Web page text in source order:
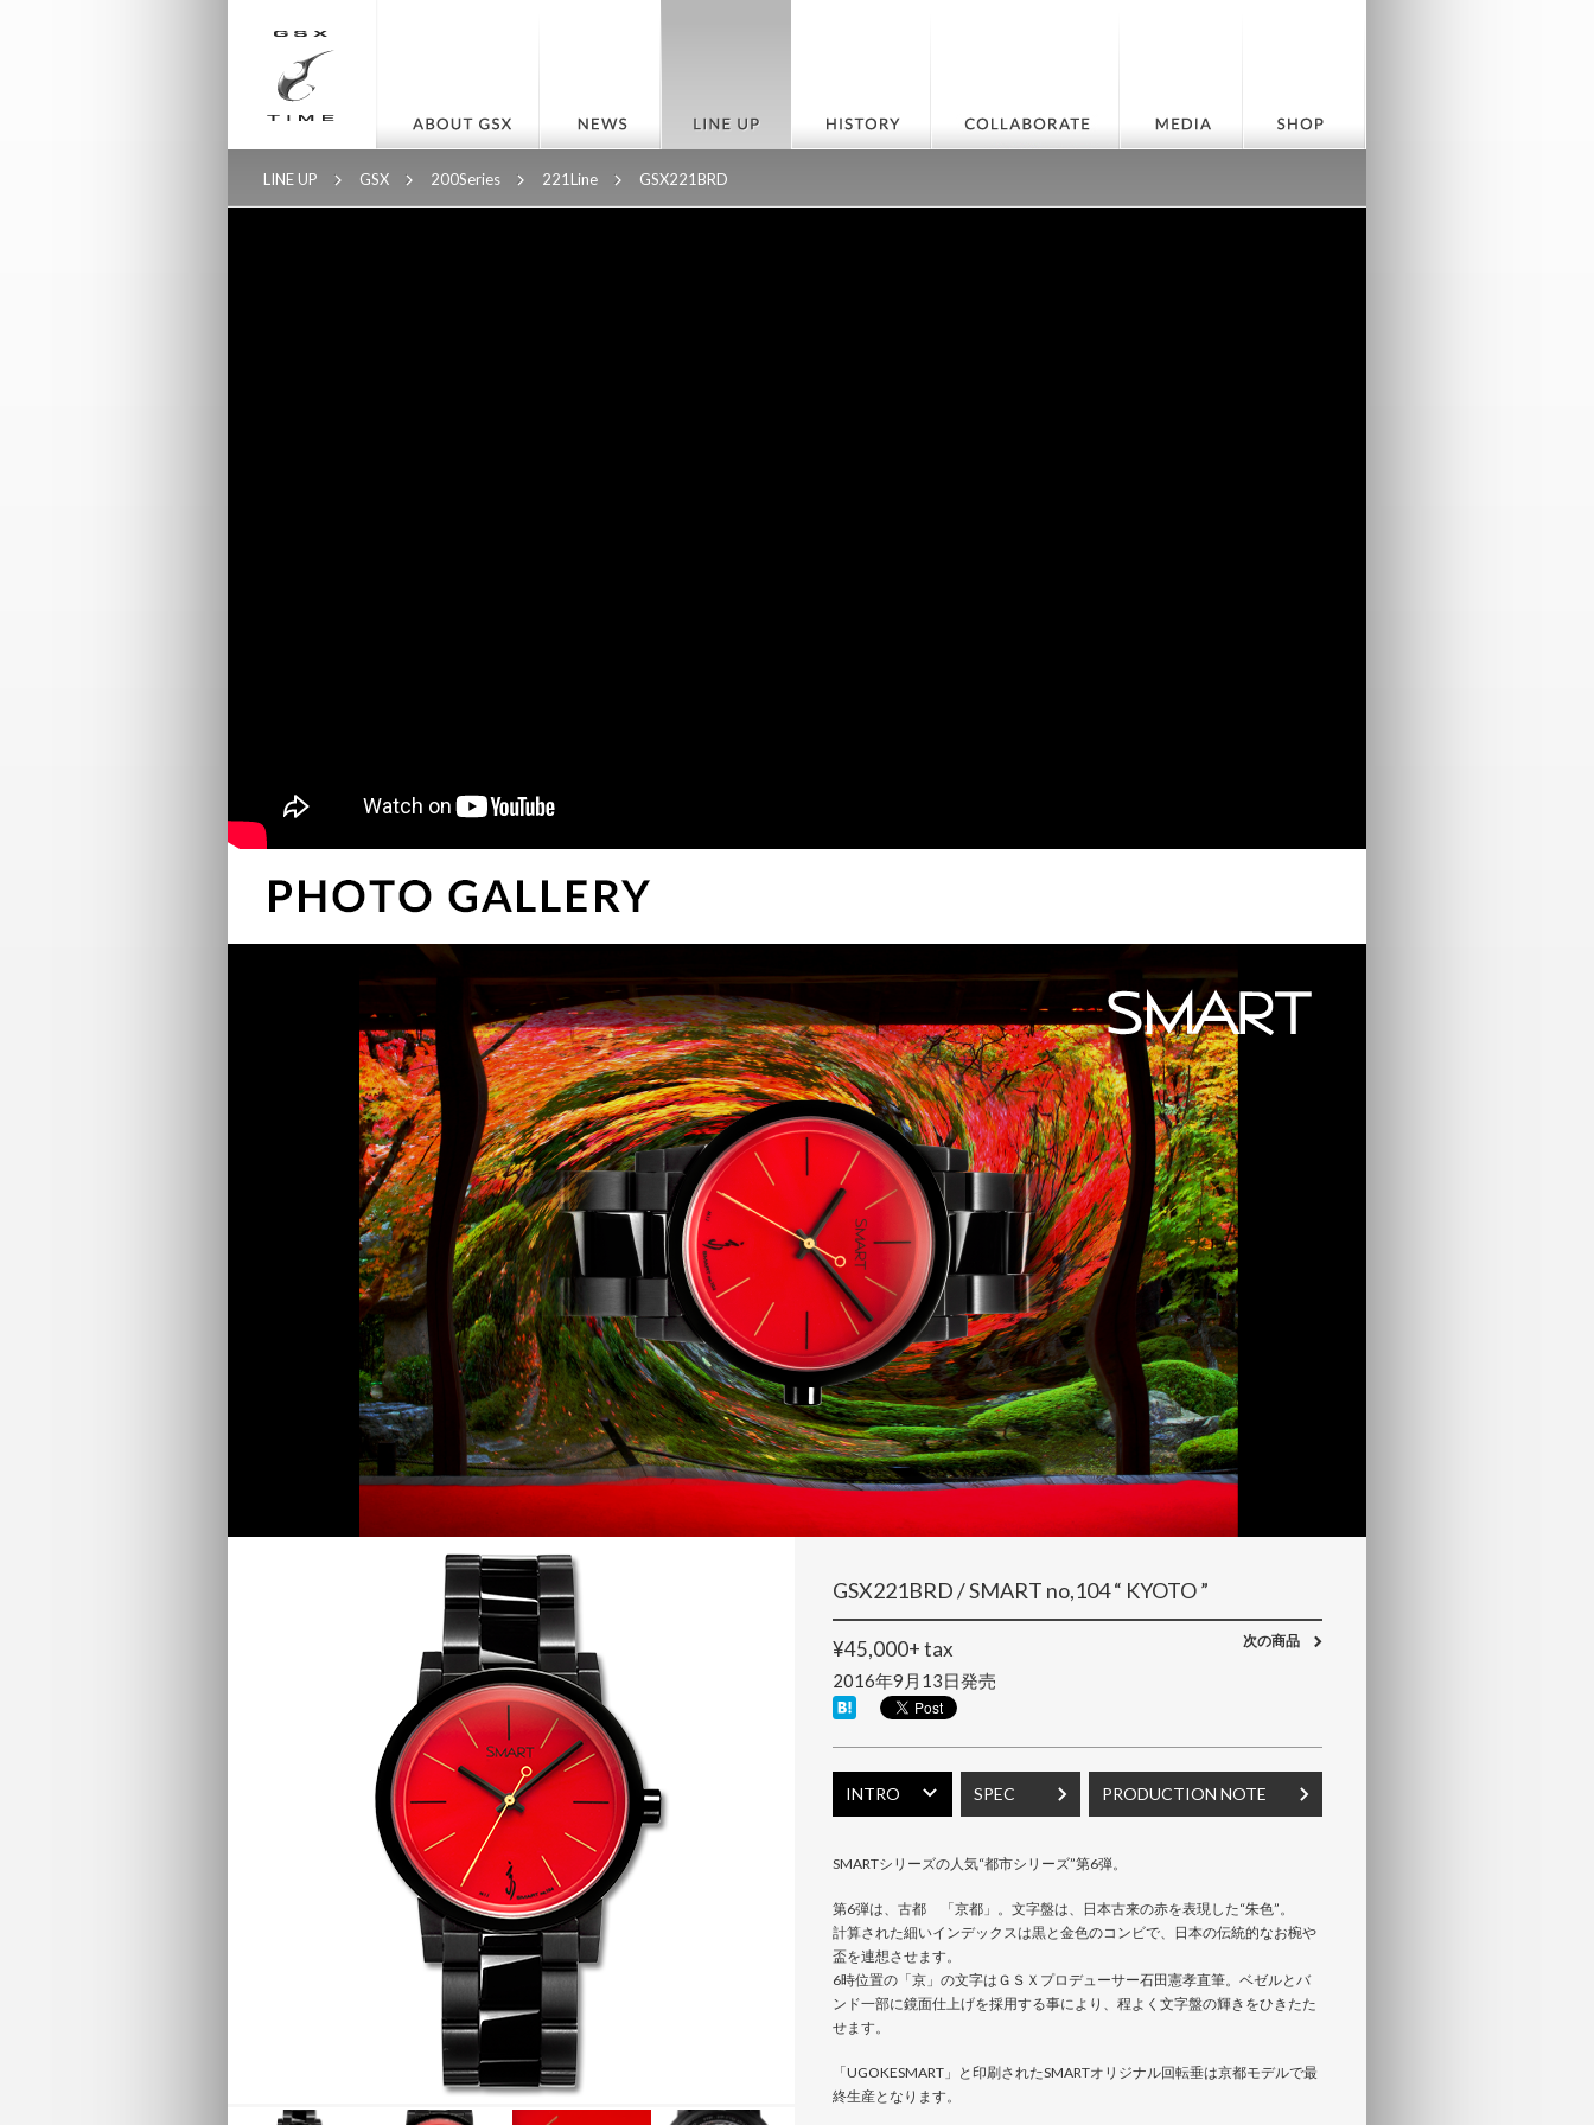
LINE UP GSX 200Series 221Line GSX221BRD
GSX221BRD / SMART no,104 “ KYOTO ”
次の商品
¥45,000+ tax
2016年9月13日発売
INTRO SPEC PRODUCTION NOTE
SMARTシリーズの人気“都市シリーズ”第6弾。
第6弾は、古都 「京都」。文字盤は、日本古来の赤を表現した“朱色”。
計算された細いインデックスは黒と金色のコンビで、日本の伝統的なお椀や
盃を連想させます。
6時位置の「京」の文字はＧＳＸプロデューサー石田憲孝直筆。ベゼルとバ
ンド一部に鏡面仕上げを採用する事により、程よく文字盤の輝きをひきたた
せます。
「UGOKESMART」と印刷されたSMARTオリジナル回転垂は京都モデルで最
終生産となります。